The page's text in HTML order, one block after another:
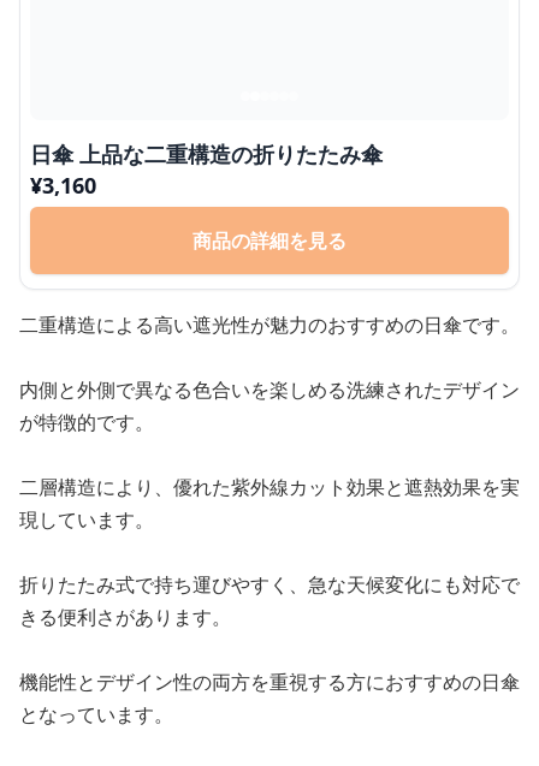
日傘 上品な二重構造の折りたたみ傘
¥3,160
商品の詳細を見る
二重構造による高い遮光性が魅力のおすすめの日傘です。
内側と外側で異なる色合いを楽しめる洗練されたデザイン
が特徴的です。
二層構造により、優れた紫外線カット効果と遮熱効果を実
現しています。
折りたたみ式で持ち運びやすく、急な天候変化にも対応で
きる便利さがあります。
機能性とデザイン性の両方を重視する方におすすめの日傘
となっています。